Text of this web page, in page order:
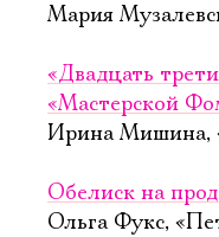
Мария
«Двадцать
«Мастерской
Ирина Мишина,
Обелиск на
Ольга Фукс,